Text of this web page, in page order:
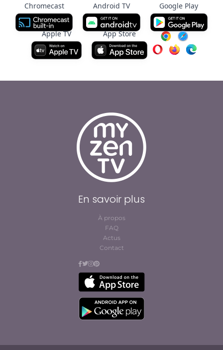
Chromecast Android TV Google Play
Apple TV App Store
En savoir plus
À propos
FAQ
Actus
Contact